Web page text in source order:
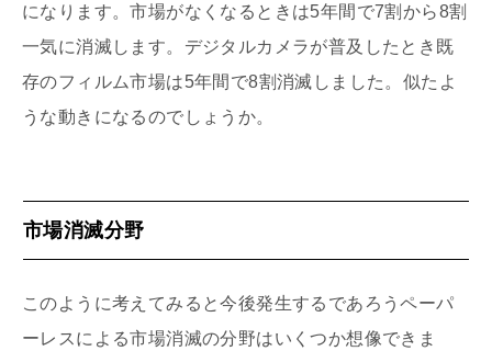
になります。市場がなくなるときは5年間で7割から8割
一気に消滅します。デジタルカメラが普及したとき既
存のフィルム市場は5年間で8割消滅しました。似たよ
うな動きになるのでしょうか。
市場消滅分野
このように考えてみると今後発生するであろうペーパ
ーレスによる市場消滅の分野はいくつか想像できま